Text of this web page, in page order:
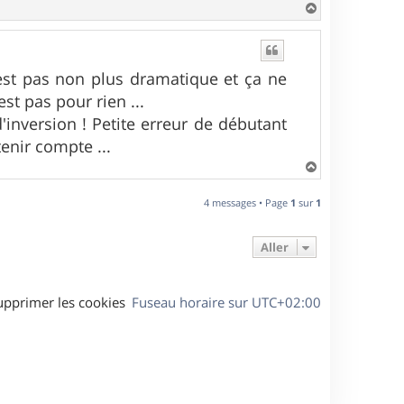
a
pas non plus dramatique et ça ne
pas pour rien ...
! Petite erreur de débutant
compte ...
a
t
4 messages • Page 1 sur 1
Aller
Fuseau horaire sur UTC+02:00
les cookies